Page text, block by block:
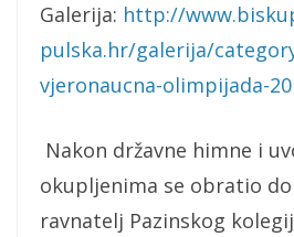
Galerija: http://
pulska.hr/galerija/
vjeronaucna-olimpijada-
Nakon državne himne i
okupljenima se obratio
ravnatelj Pazinskog